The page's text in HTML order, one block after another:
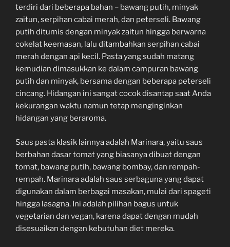
terdiri dari beberapa bahan – bawang putih, minyak
zaitun, serpihan cabai merah, dan peterseli. Bawang
putih ditumis dengan minyak zaitun hingga berwarna
cokelat keemasan, lalu ditambahkan serpihan cabai
merah dengan api kecil. Pasta yang sudah matang
kemudian dimasukkan ke dalam campuran bawang
putih dan minyak, bersama dengan beberapa peterseli
cincang. Hidangan ini sangat cocok disantap saat Anda
kekurangan waktu namun tetap menginginkan
hidangan yang beraroma.
Saus pasta klasik lainnya adalah Marinara, yaitu saus
berbahan dasar tomat yang biasanya dibuat dengan
tomat, bawang putih, bawang bombay, dan rempah-
rempah. Marinara adalah saus serbaguna yang dapat
digunakan dalam berbagai masakan, mulai dari spageti
hingga lasagna. Ini adalah pilihan bagus untuk
vegetarian dan vegan, karena dapat dengan mudah
disesuaikan dengan kebutuhan diet mereka.